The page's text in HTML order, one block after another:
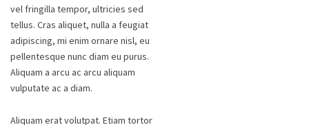
vel fringilla tempor, ultricies sed
tellus. Cras aliquet, nulla a feugiat
adipiscing, mi enim ornare nisl, eu
pellentesque nunc diam eu purus.
Aliquam a arcu ac arcu aliquam
vulputate ac a diam.
Aliquam erat volutpat. Etiam tortor